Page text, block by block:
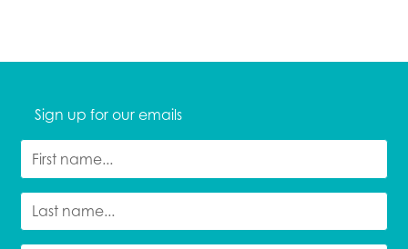
Sign up for our emails